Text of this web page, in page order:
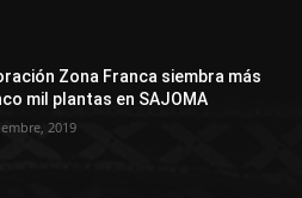
Zona Franca siembra más
mil plantas en SAJOMA
2019